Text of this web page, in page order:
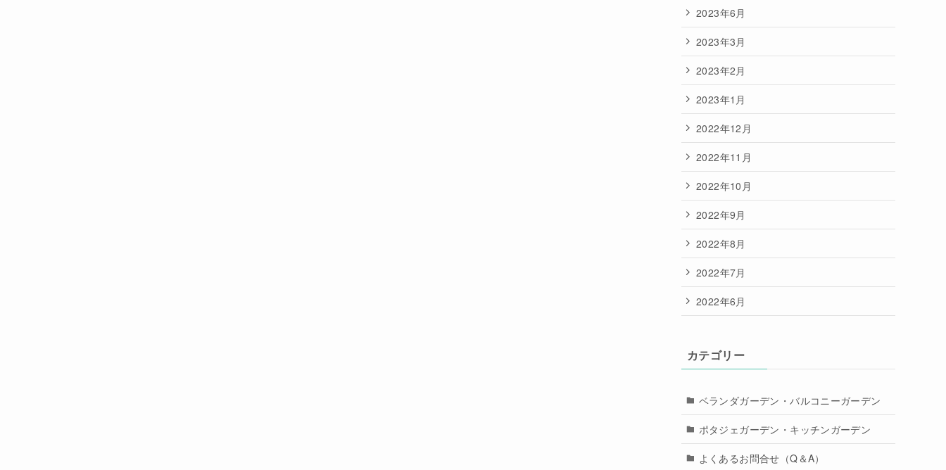
2023年6月
2023年3月
2023年2月
2023年1月
2022年12月
2022年11月
2022年10月
2022年9月
2022年8月
2022年7月
2022年6月
カテゴリー
ベランダガーデン・バルコニーガーデン
ポタジェガーデン・キッチンガーデン
よくあるお問合せ（Q＆A）